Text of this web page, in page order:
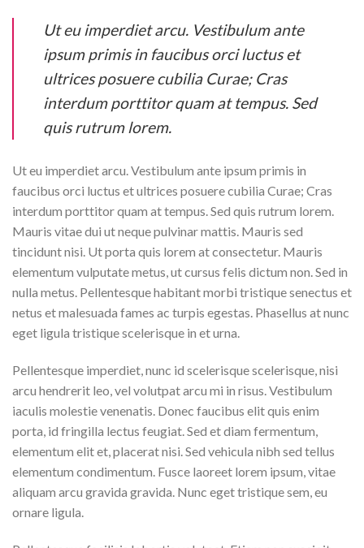
Ut eu imperdiet arcu. Vestibulum ante
ipsum primis in faucibus orci luctus et
ultrices posuere cubilia Curae; Cras
interdum porttitor quam at tempus. Sed
quis rutrum lorem.
Ut eu imperdiet arcu. Vestibulum ante ipsum primis in
faucibus orci luctus et ultrices posuere cubilia Curae; Cras
interdum porttitor quam at tempus. Sed quis rutrum lorem.
Mauris vitae dui ut neque pulvinar mattis. Mauris sed
tincidunt nisi. Ut porta quis lorem at consectetur. Mauris
elementum vulputate metus, ut cursus felis dictum non. Sed in
nulla metus. Pellentesque habitant morbi tristique senectus et
netus et malesuada fames ac turpis egestas. Phasellus at nunc
eget ligula tristique scelerisque in et urna.
Pellentesque imperdiet, nunc id scelerisque scelerisque, nisi
arcu hendrerit leo, vel volutpat arcu mi in risus. Vestibulum
iaculis molestie venenatis. Donec faucibus elit quis enim
porta, id fringilla lectus feugiat. Sed et diam fermentum,
elementum elit et, placerat nisi. Sed vehicula nibh sed tellus
elementum condimentum. Fusce laoreet lorem ipsum, vitae
aliquam arcu gravida gravida. Nunc eget tristique sem, eu
ornare ligula.